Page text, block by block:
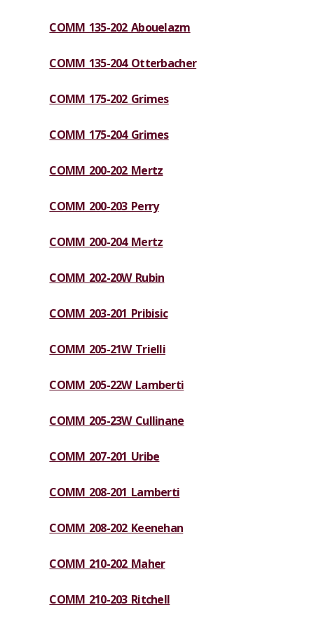
COMM 135-202 Abouelazm
COMM 135-204 Otterbacher
COMM 175-202 Grimes
COMM 175-204 Grimes
COMM 200-202 Mertz
COMM 200-203 Perry
COMM 200-204 Mertz
COMM 202-20W Rubin
COMM 203-201 Pribisic
COMM 205-21W Trielli
COMM 205-22W Lamberti
COMM 205-23W Cullinane
COMM 207-201 Uribe
COMM 208-201 Lamberti
COMM 208-202 Keenehan
COMM 210-202 Maher
COMM 210-203 Ritchell